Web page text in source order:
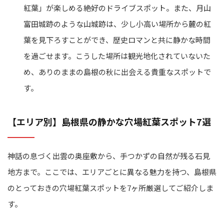
紅葉」が楽しめる絶好のドライブスポット。また、月山
富田城跡のような山城跡は、少し小高い場所から麓の紅
葉を見下ろすことができ、歴史ロマンと共に静かな時間
を過ごせます。こうした場所は観光地化されていないた
め、ありのままの島根の秋に出会える貴重なスポットで
す。
【エリア別】島根県の静かな穴場紅葉スポット7選
神話の息づく出雲の奥座敷から、手つかずの自然が残る石見
地方まで。ここでは、エリアごとに異なる魅力を持つ、島根県
のとっておきの穴場紅葉スポットを7ヶ所厳選してご紹介しま
す。